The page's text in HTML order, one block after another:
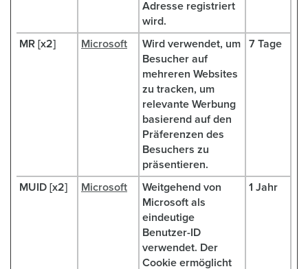
Adresse registriert
wird.
MR [x2] Microsoft
Wird verwendet, um
Besucher auf
mehreren Websites
zu tracken, um
relevante Werbung
basierend auf den
Präferenzen des
Besuchers zu
präsentieren.
7 Tage
MUID [x2] Microsoft
Weitgehend von
Microsoft als
eindeutige
Benutzer-ID
verwendet. Der
Cookie ermöglicht
1 Jahr